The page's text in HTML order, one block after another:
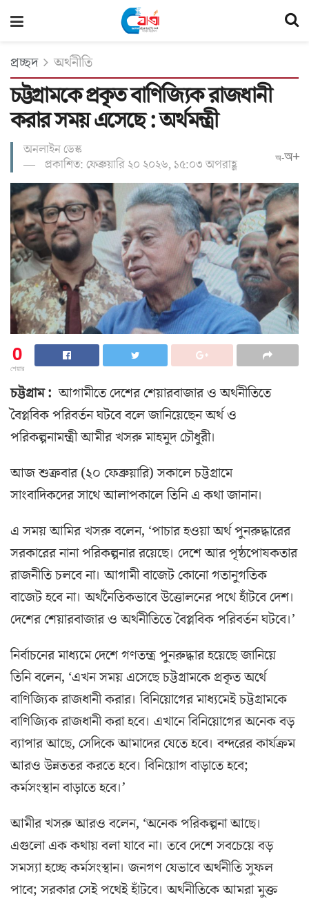
প্রচ্ছদ অর্থনীতি
চট্টগ্রামকে প্রকৃত বাণিজ্যিক রাজধানী
করার সময় এসেছে : অর্থমন্ত্রী
অনলাইন ডেস্ক
প্রকাশিত: ফেব্রুয়ারি ২০ ২০২৬, ১৫:০৩ অপরাহ্ণ
অ-অ+
0
শেয়ার
চট্টগ্রাম :আগামীতে দেশের শেয়ারবাজার ও অর্থনীতিতে
বৈপ্লবিক পরিবর্তন ঘটবে বলে জানিয়েছেন অর্থ ও
পরিকল্পনামন্ত্রী আমীর খসরু মাহমুদ চৌধুরী।
আজ শুক্রবার (২০ ফেব্রুয়ারি) সকালে চট্টগ্রামে
সাংবাদিকদের সাথে আলাপকালে তিনি এ কথা জানান।
এ সময় আমির খসরু বলেন, ‘পাচার হওয়া অর্থ পুনরুদ্ধারের
সরকারের নানা পরিকল্পনার রয়েছে। দেশে আর পৃষ্ঠপোষকতার
রাজনীতি চলবে না। আগামী বাজেট কোনো গতানুগতিক
বাজেট হবে না। অর্থনৈতিকভাবে উত্তোলনের পথে হাঁটবে দেশ।
দেশের শেয়ারবাজার ও অর্থনীতিতে বৈপ্লবিক পরিবর্তন ঘটবে।’
নির্বাচনের মাধ্যমে দেশে গণতন্ত্র পুনরুদ্ধার হয়েছে জানিয়ে
তিনি বলেন, ‘এখন সময় এসেছে চট্টগ্রামকে প্রকৃত অর্থে
বাণিজ্যিক রাজধানী করার। বিনিয়োগের মাধ্যমেই চট্টগ্রামকে
বাণিজ্যিক রাজধানী করা হবে। এখানে বিনিয়োগের অনেক বড়
ব্যাপার আছে, সেদিকে আমাদের যেতে হবে। বন্দরের কার্যক্রম
আরও উন্নততর করতে হবে। বিনিয়োগ বাড়াতে হবে;
কর্মসংস্থান বাড়াতে হবে।’
আমীর খসরু আরও বলেন, ‘অনেক পরিকল্পনা আছে।
এগুলো এক কথায় বলা যাবে না। তবে দেশে সবচেয়ে বড়
সমস্যা হচ্ছে কর্মসংস্থান। জনগণ যেভাবে অর্থনীতি সুফল
পাবে; সরকার সেই পথেই হাঁটবে। অর্থনীতিকে আমরা মুক্ত